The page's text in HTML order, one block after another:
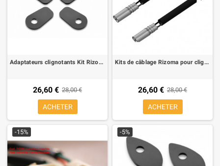
Adaptateurs clignotants Kit Rizoma, pour Kawasaki Z 800, (1 kit pour 2 clignotants)
26,60 € 28,00 €
ACHETER
Kits de câblage Rizoma pour clignotant aftermarket pour MV Augusta Brutale 675, 800,990 R, 1090 RR, F3 675
26,60 € 28,00 €
ACHETER
-15% -5%